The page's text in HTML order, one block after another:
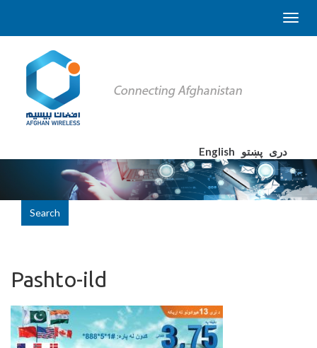
English دری پښتو
Search
Pashto-ild